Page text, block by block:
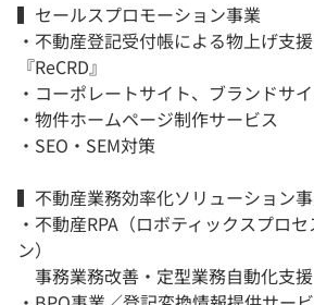
▍セールスプロモーション事業
・不動産登記受付帳による物上げ支
『ReCRD』
・コーポレートサイト、ブランドサ
・物件ホームページ制作サービス
・SEO・SEM対策
▍不動産業務効率化ソリューション
・不動産RPA（ロボティックスプロ
ン）
事務業務改善・定型業務自動化支援